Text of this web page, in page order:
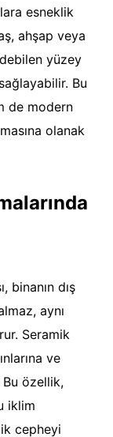
esneklik
ahşap veya
yüzey
Bu
de modern
olanak
binanın dış
aynı
Seramik
ve
Bu özellik,
iklim
cepheyi